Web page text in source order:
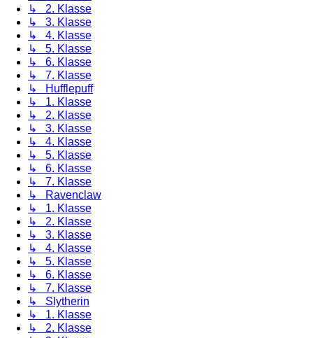
↳ 2. Klasse
↳ 3. Klasse
↳ 4. Klasse
↳ 5. Klasse
↳ 6. Klasse
↳ 7. Klasse
↳ Hufflepuff
↳ 1. Klasse
↳ 2. Klasse
↳ 3. Klasse
↳ 4. Klasse
↳ 5. Klasse
↳ 6. Klasse
↳ 7. Klasse
↳ Ravenclaw
↳ 1. Klasse
↳ 2. Klasse
↳ 3. Klasse
↳ 4. Klasse
↳ 5. Klasse
↳ 6. Klasse
↳ 7. Klasse
↳ Slytherin
↳ 1. Klasse
↳ 2. Klasse